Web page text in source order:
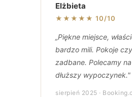
Elżbieta
★★★★★ 10/10
„Piękne miejsce,
bardzo mili. Pokoje
zadbane. Polecamy
dłuższy wypoczynek."
sierpień 2025 ·